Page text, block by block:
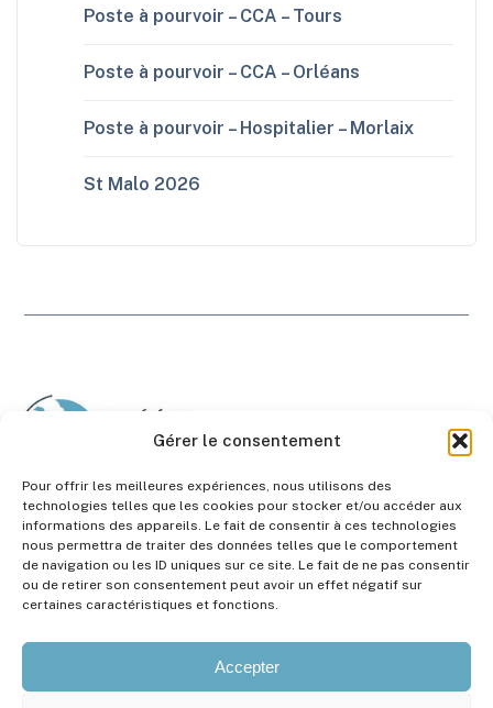
Gérer le consentement
Pour offrir les meilleures expériences, nous utilisons des
technologies telles que les cookies pour stocker et/ou accéder aux
informations des appareils. Le fait de consentir à ces technologies
nous permettra de traiter des données telles que le comportement
de navigation ou les ID uniques sur ce site. Le fait de ne pas consentir
ou de retirer son consentement peut avoir un effet négatif sur
certaines caractéristiques et fonctions.
Accepter
Poste à pourvoir – CCA – Tours
Poste à pourvoir – CCA – Orléans
Poste à pourvoir – Hospitalier – Morlaix
St Malo 2026
Liens rapides
Enseignements
AAP-Emploi